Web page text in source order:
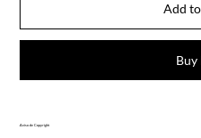
Add
Buy
Aviso de Copyright